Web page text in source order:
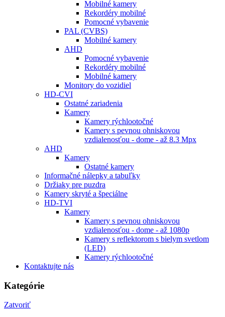
Mobilné kamery
Rekordéry mobilné
Pomocné vybavenie
PAL (CVBS)
Mobilné kamery
AHD
Pomocné vybavenie
Rekordéry mobilné
Mobilné kamery
Monitory do vozidiel
HD-CVI
Ostatné zariadenia
Kamery
Kamery rýchlootočné
Kamery s pevnou ohniskovou
vzdialenosťou - dome - až 8.3 Mpx
AHD
Kamery
Ostatné kamery
Informačné nálepky a tabuľky
Držiaky pre puzdra
Kamery skryté a špeciálne
HD-TVI
Kamery
Kamery s pevnou ohniskovou
vzdialenosťou - dome - až 1080p
Kamery s reflektorom s bielym svetlom
(LED)
Kamery rýchlootočné
Kontaktujte nás
Kategórie
Zatvoriť